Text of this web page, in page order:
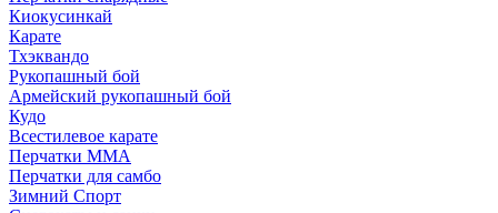
Киокусинкай
Карате
Тхэквандо
Рукопашный бой
Армейский рукопашный бой
Кудо
Всестилевое карате
Перчатки MMA
Перчатки для самбо
Зимний Спорт